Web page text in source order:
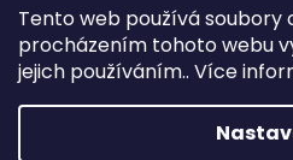
Tento web používá soubory
procházením tohoto webu
jejich používáním.. Více